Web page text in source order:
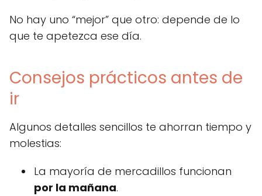
No hay uno “mejor” que otro: depende de lo
que te apetezca ese día.
Consejos prácticos antes de
ir
Algunos detalles sencillos te ahorran tiempo y
molestias:
La mayoría de mercadillos funcionan
por la mañana.